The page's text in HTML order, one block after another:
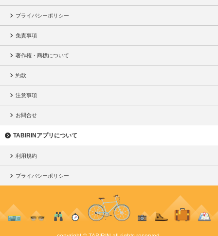
プライバシーポリシー
免責事項
著作権・商標について
約款
注意事項
お問合せ
TABIRINアプリについて
利用規約
プライバシーポリシー